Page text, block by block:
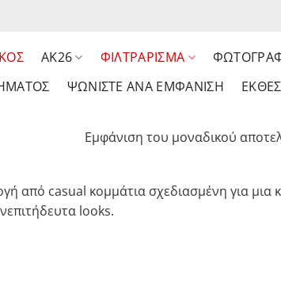
AK26 ΦΙΛΤΡΆΡΙΣΜΑ
ΨΩΝΊΣΤΕ ΑΝΆ ΕΜΦΆΝΙΣΗ
Εμφάνιση του μοναδικού
από casual κομμάτια σχεδιασμένη για
looks.